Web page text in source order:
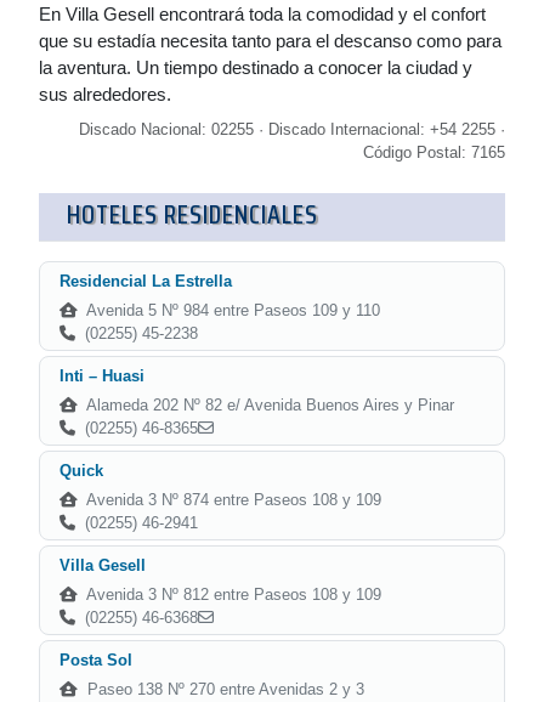
En Villa Gesell encontrará toda la comodidad y el confort
que su estadía necesita tanto para el descanso como para
la aventura. Un tiempo destinado a conocer la ciudad y
sus alrededores.
Discado Nacional: 02255 · Discado Internacional: +54 2255 ·
Código Postal: 7165
HOTELES RESIDENCIALES
Residencial La Estrella
Avenida 5 Nº 984 entre Paseos 109 y 110
(02255) 45-2238
Inti – Huasi
Alameda 202 Nº 82 e/ Avenida Buenos Aires y Pinar
(02255) 46-8365
Quick
Avenida 3 Nº 874 entre Paseos 108 y 109
(02255) 46-2941
Villa Gesell
Avenida 3 Nº 812 entre Paseos 108 y 109
(02255) 46-6368
Posta Sol
Paseo 138 Nº 270 entre Avenidas 2 y 3